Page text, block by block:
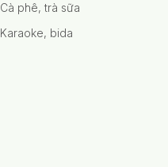
Cà phê, trà sữa
Karaoke, bida